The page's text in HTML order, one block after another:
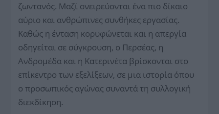
ζωντανός. Μαζί ονειρεύονται ένα πιο δίκαιο
αύριο και ανθρώπινες συνθήκες εργασίας.
Καθώς η ένταση κορυφώνεται και η απεργία
οδηγείται σε σύγκρουση, ο Περσέας, η
Ανδρομέδα και η Κατερινέτα βρίσκονται στο
επίκεντρο των εξελίξεων, σε μια ιστορία όπου
ο προσωπικός αγώνας συναντά τη συλλογική
διεκδίκηση.